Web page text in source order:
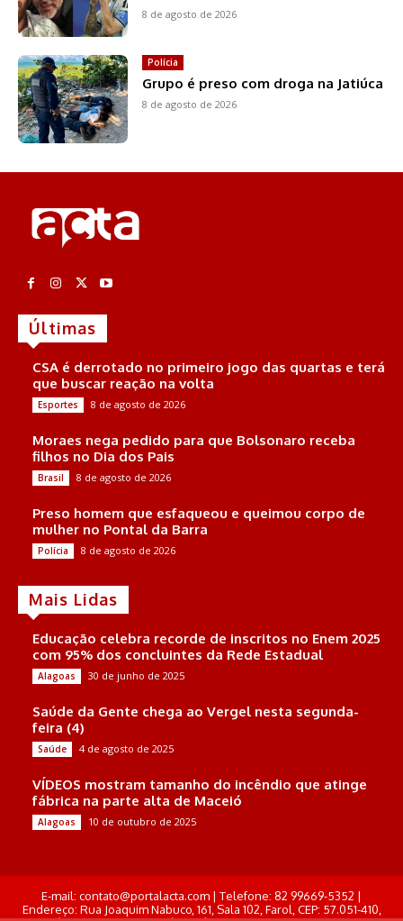
8 de agosto de 2026
Polícia
Grupo é preso com droga na Jatiúca
8 de agosto de 2026
Últimas
CSA é derrotado no primeiro jogo das quartas e terá
que buscar reação na volta
Esportes 8 de agosto de 2026
Moraes nega pedido para que Bolsonaro receba
filhos no Dia dos Pais
Brasil 8 de agosto de 2026
Preso homem que esfaqueou e queimou corpo de
mulher no Pontal da Barra
Polícia 8 de agosto de 2026
Mais Lidas
Educação celebra recorde de inscritos no Enem 2025
com 95% dos concluintes da Rede Estadual
Alagoas 30 de junho de 2025
Saúde da Gente chega ao Vergel nesta segunda-
feira (4)
Saúde 4 de agosto de 2025
VÍDEOS mostram tamanho do incêndio que atinge
fábrica na parte alta de Maceió
Alagoas 10 de outubro de 2025
E-mail: contato@portalacta.com | Telefone: 82 99669-5352 |
Endereço: Rua Joaquim Nabuco, 161, Sala 102, Farol, CEP: 57.051-410,